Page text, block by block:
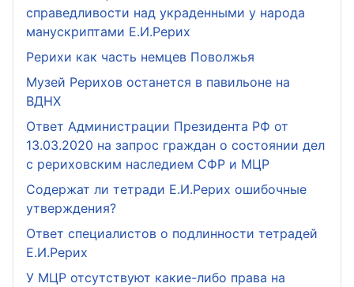
справедливости над украденными у народа
манускриптами Е.И.Рерих
Рерихи как часть немцев Поволжья
Музей Рерихов останется в павильоне на
ВДНХ
Ответ Администрации Президента РФ от
13.03.2020 на запрос граждан о состоянии дел
с рериховским наследием СФР и МЦР
Содержат ли тетради Е.И.Рерих ошибочные
утверждения?
Ответ специалистов о подлинности тетрадей
Е.И.Рерих
У МЦР отсутствуют какие-либо права на